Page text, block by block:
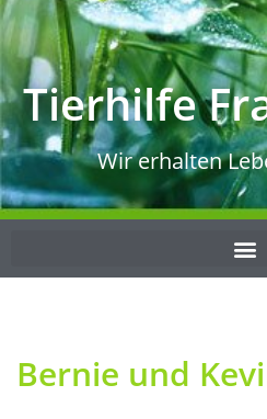
Tierhilfe
Wir erhalten
Bernie und